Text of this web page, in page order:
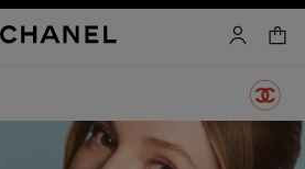
cuenta
carrito